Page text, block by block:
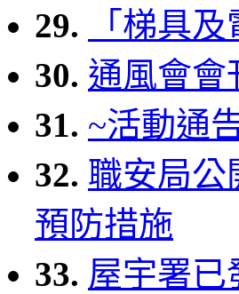
29.
「梯具
30. 通風會會
31. ~活動通
32. 職安局公
預防措施
33. 屋宇署已